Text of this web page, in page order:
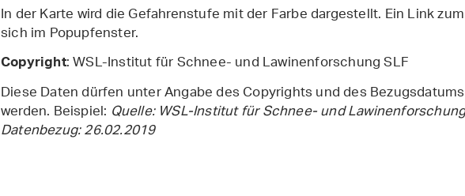
In der Karte wird die Gefahrenstufe mit der Farbe dargestellt. Ein Link
sich im Popupfenster.
Copyright: WSL-Institut für Schnee- und Lawinenforschung SLF
Diese Daten dürfen unter Angabe des Copyrights und des
werden. Beispiel: Quelle: WSL-Institut für Schnee- und
Datenbezug: 26.02.2019